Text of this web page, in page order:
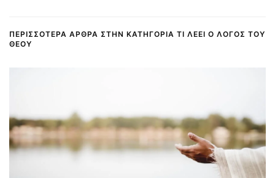
ΠΕΡΙΣΣΌΤΕΡΑ ΆΡΘΡΑ ΣΤΗΝ ΚΑΤΗΓΟΡΊΑ ΤΙ ΛΈΕΙ Ο ΛΌΓΟΣ ΤΟΥ
ΘΕΟΎ